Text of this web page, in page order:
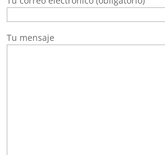
Tu mensaje